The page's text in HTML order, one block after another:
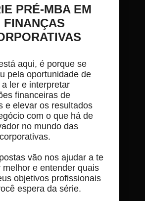
PRÉ-MBA EM
FINANÇAS
aqui, é porque se
pela oportunidade de
ler e interpretar
financeiras de
e elevar os resultados
com o que há de
no mundo das
vão nos ajudar a te
melhor e entender quais
objetivos profissionais
espera da série.